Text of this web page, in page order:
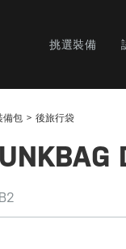
挑選裝備
備包 後旅行袋